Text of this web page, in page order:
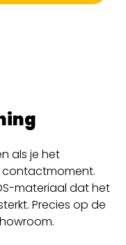
als je het
materiaal dat het
Precies op de